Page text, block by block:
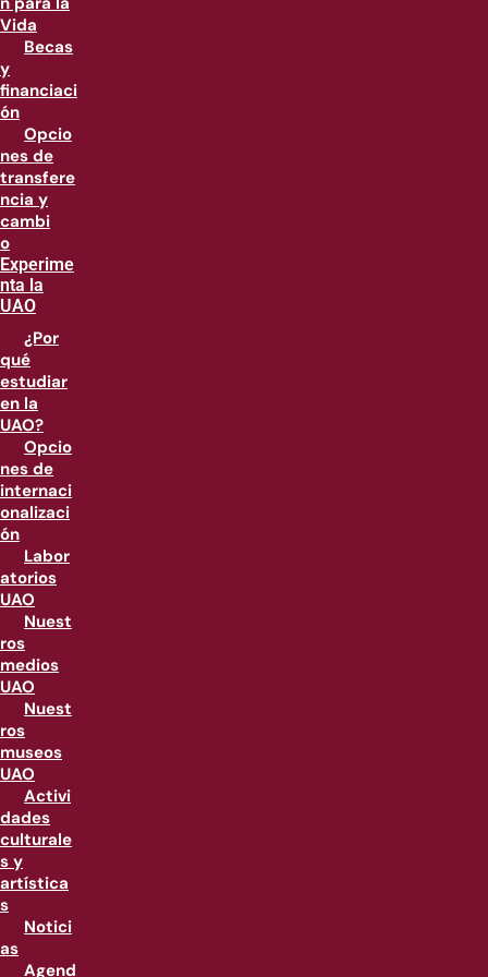
Vida
Becas
y
financiaci
ón
Opcio
nes de
transfere
ncia y
cambi
o
Experime
nta la
UAO
¿Por
qué
estudiar
en la
UAO?
Opcio
nes de
internaci
onalizaci
ón
Labor
atorios
UAO
Nuest
ros
medios
UAO
Nuest
ros
museos
UAO
Activi
dades
culturale
s y
artística
s
Notici
as
Agend